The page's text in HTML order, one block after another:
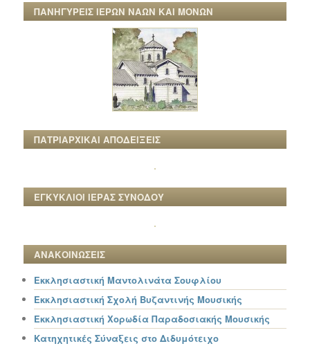
ΠΑΝΗΓΥΡΕΙΣ ΙΕΡΩΝ ΝΑΩΝ ΚΑΙ ΜΟΝΩΝ
ΠΑΤΡΙΑΡΧΙΚΑΙ ΑΠΟΔΕΙΞΕΙΣ
ΕΓΚΥΚΛΙΟΙ ΙΕΡΑΣ ΣΥΝΟΔΟΥ
ΑΝΑΚΟΙΝΩΣΕΙΣ
Εκκλησιαστική Μαντολινάτα Σουφλίου
Εκκλησιαστική Σχολή Βυζαντινής Μουσικής
Εκκλησιαστική Χορωδία Παραδοσιακής Μουσικής
Κατηχητικές Σύναξεις στο Διδυμότειχο